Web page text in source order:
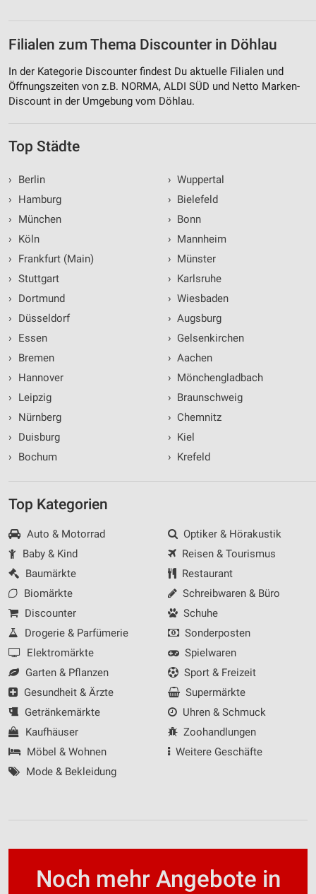
Filialen zum Thema Discounter in Döhlau
In der Kategorie Discounter findest Du aktuelle Filialen und
Öffnungszeiten von z.B. NORMA, ALDI SÜD und Netto Marken-
Discount in der Umgebung vom Döhlau.
Top Städte
›
Berlin
›
Hamburg
›
München
›
Köln
›
Frankfurt (Main)
› Stuttgart
›
Dortmund
›
Düsseldorf
›
Essen
›
Bremen
›
Hannover
›
Leipzig
›
Nürnberg
›
Duisburg
›
Bochum
› Wuppertal
› Bielefeld
› Bonn
› Mannheim
› Münster
› Karlsruhe
› Wiesbaden
› Augsburg
› Gelsenkirchen
› Aachen
› Mönchengladbach
› Braunschweig
› Chemnitz
› Kiel
› Krefeld
Top Kategorien
Auto & Motorrad
Baby & Kind
Baumärkte
Biomärkte
Discounter
Drogerie & Parfümerie
Elektromärkte
Garten & Pflanzen
Gesundheit & Ärzte
Getränkemärkte
Kaufhäuser
Möbel & Wohnen
Mode & Bekleidung
Optiker & Hörakustik
Reisen & Tourismus
Restaurant
Schreibwaren & Büro
Schuhe
Sonderposten
Spielwaren
Sport & Freizeit
Supermärkte
Uhren & Schmuck
Zoohandlungen
Weitere Geschäfte
Noch mehr Angebote in